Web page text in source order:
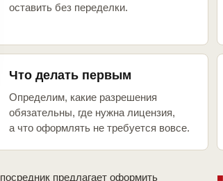
оставить без переделки.
Что делать первым
Определим, какие разрешения
обязательны, где нужна лицензия,
а что оформлять не требуется вовсе.
посредник предлагает оформить